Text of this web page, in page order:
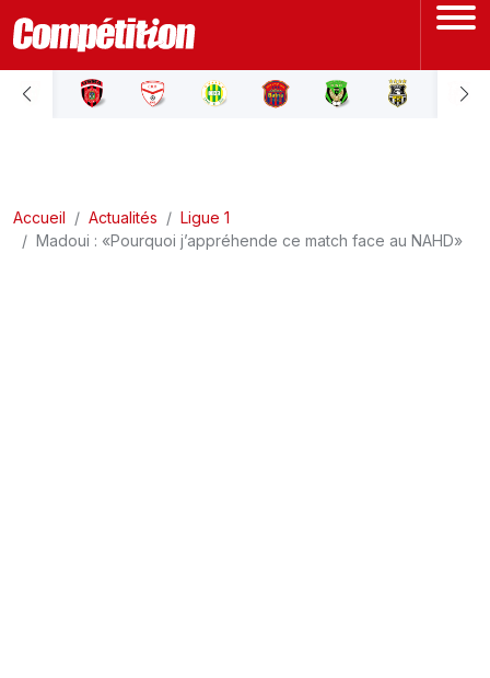
ACCUEIL
LIGUE 2
Accueil Actualités
Ligue 1
Madoui : «Pourquoi j’appréhende ce match face au NAHD»